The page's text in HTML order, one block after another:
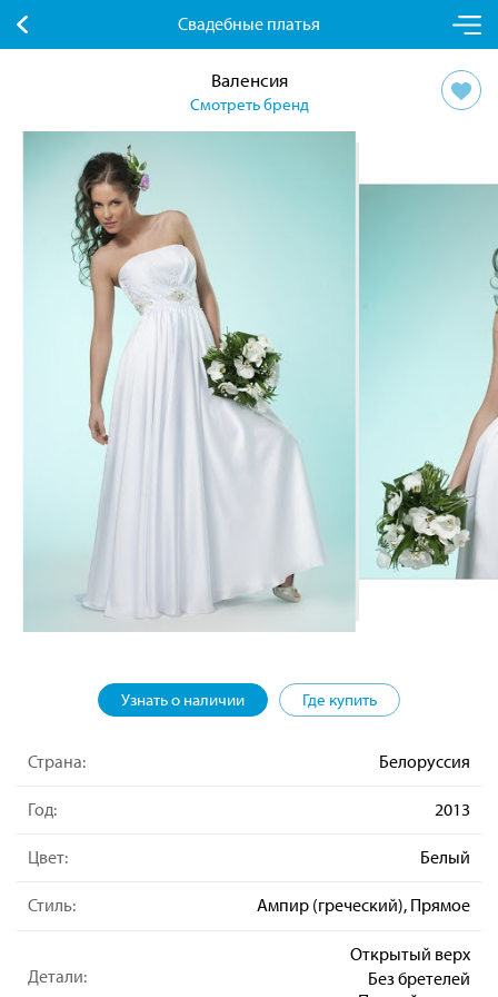
Свадебные платья
Валенсия
Смотреть бренд
Узнать о наличии Где купить
Страна: Белоруссия
Год: 2013
Цвет: Белый
Стиль: Ампир (греческий), Прямое
Детали:
Открытый верх
Без бретелей